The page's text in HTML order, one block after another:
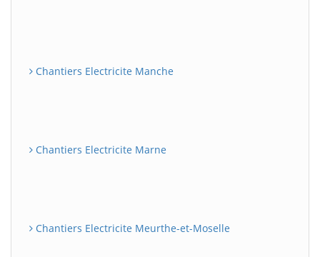
Chantiers Electricite Manche
Chantiers Electricite Marne
Chantiers Electricite Meurthe-et-Moselle